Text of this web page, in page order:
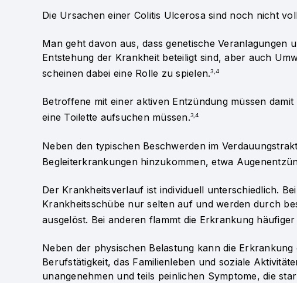
Die Ursachen einer Colitis Ulcerosa sind noch nicht
Man geht davon aus, dass genetische Veranlagungen
Entstehung der Krankheit beteiligt sind, aber auch
scheinen dabei eine Rolle zu spielen.3,4
Betroffene mit einer aktiven Entzündung müssen
eine Toilette aufsuchen müssen.3,4
Neben den typischen Beschwerden im
Begleiterkrankungen hinzukommen, etwa
Der Krankheitsverlauf ist individuell unterschiedlich.
Krankheitsschübe nur selten auf und werden durch
ausgelöst. Bei anderen flammt die Erkrankung häufiger
Neben der physischen Belastung kann die
Berufstätigkeit, das Familienleben und soziale
unangenehmen und teils peinlichen Symptome, die